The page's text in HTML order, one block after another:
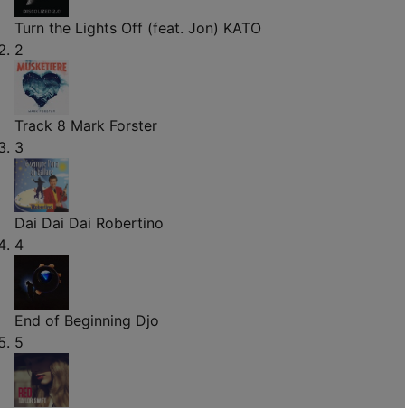
Turn the Lights Off (feat. Jon) KATO
2
Track 8 Mark Forster
3
Dai Dai Dai Robertino
4
End of Beginning Djo
5